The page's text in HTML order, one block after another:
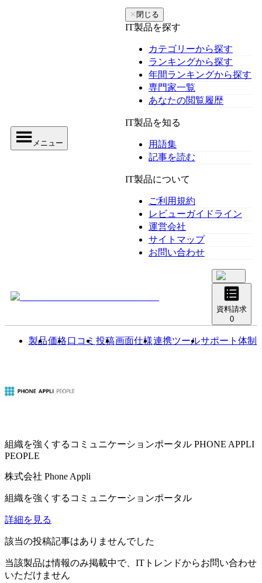
メニュー
✕ 閉じる
IT製品を探す
カテゴリーから探す
ランキングから探す
年間ランキングから探す
専門家一覧
あなたの閲覧履歴
IT製品を知る
用語集
記事を読む
IT製品について
ご利用規約
レビューガイドライン
運営会社
サイトマップ
お問い合わせ
資料請求
0
製品価格口コミ 投稿画面仕様連携ツールサポート体制
組織を強くするコミュニケーションポータル PHONE APPLI
PEOPLE
株式会社 Phone Appli
組織を強くするコミュニケーションポータル
詳細を見る
該当の投稿記事はありませんでした
当該製品は情報のみ掲載中で、ITトレンドからお問い合わせ
いただけません